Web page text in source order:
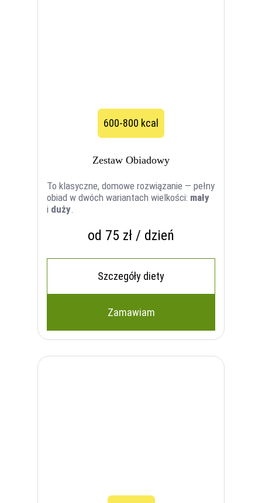
600-800 kcal
Zestaw Obiadowy
To klasyczne, domowe rozwiązanie — pełny
obiad w dwóch wariantach wielkości: mały
i duży.
od 75 zł / dzień
Szczegóły diety
Zamawiam